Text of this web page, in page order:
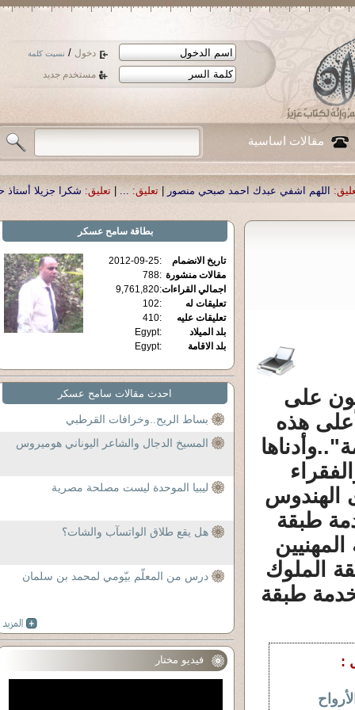
دخول / نسيت كلمة
مستخدم جديد
مقالات اساسية
صبحي منصور|تعليق: ...
|تعليق: شكرا جزيلا أستاذ حمد الحمد .أكرمكم الله .
على
هذه
الهندوس
طبقة
الملوك
طبقة
:
بطاقةسامح عسكر
تاريخ الانضمام :
2012-09-25
مقالات منشورة :
788
اجمالي القراءات:
9,761,820
تعليقات له
:
102
تعليقات عليه
:
410
بلد الميلاد
:
Egypt
بلد الاقامة
:
Egypt
احدث مقالات سامح عسكر
بساط الريح..وخرافات القرطبي
المسيخ الدجال والشاعر اليوناني هوميروس
ليبيا الموحدة ليست مصلحة مصرية
هل يقع طلاق الواتسآب والشات؟
درس من المعلّم بيّومي لمحمد بن سلمان
فيديو مختار